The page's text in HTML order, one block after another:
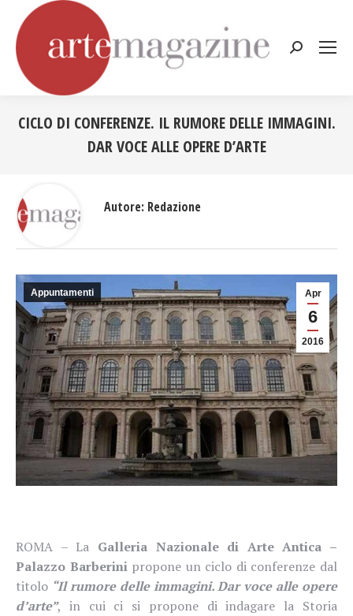
Cerca:
CICLO DI CONFERENZE. IL RUMORE DELLE IMMAGINI.
DAR VOCE ALLE OPERE D’ARTE
Apr
6
2016
Appuntamenti
ROMA – La Galleria Nazionale di Arte Antica –
Palazzo Barberinipropone un ciclo di conferenze dal
titolo “Il rumore delle immagini. Dar voce alle opere
d’arte”, in cui ci si propone di indagare la Storia
Autore: Redazione